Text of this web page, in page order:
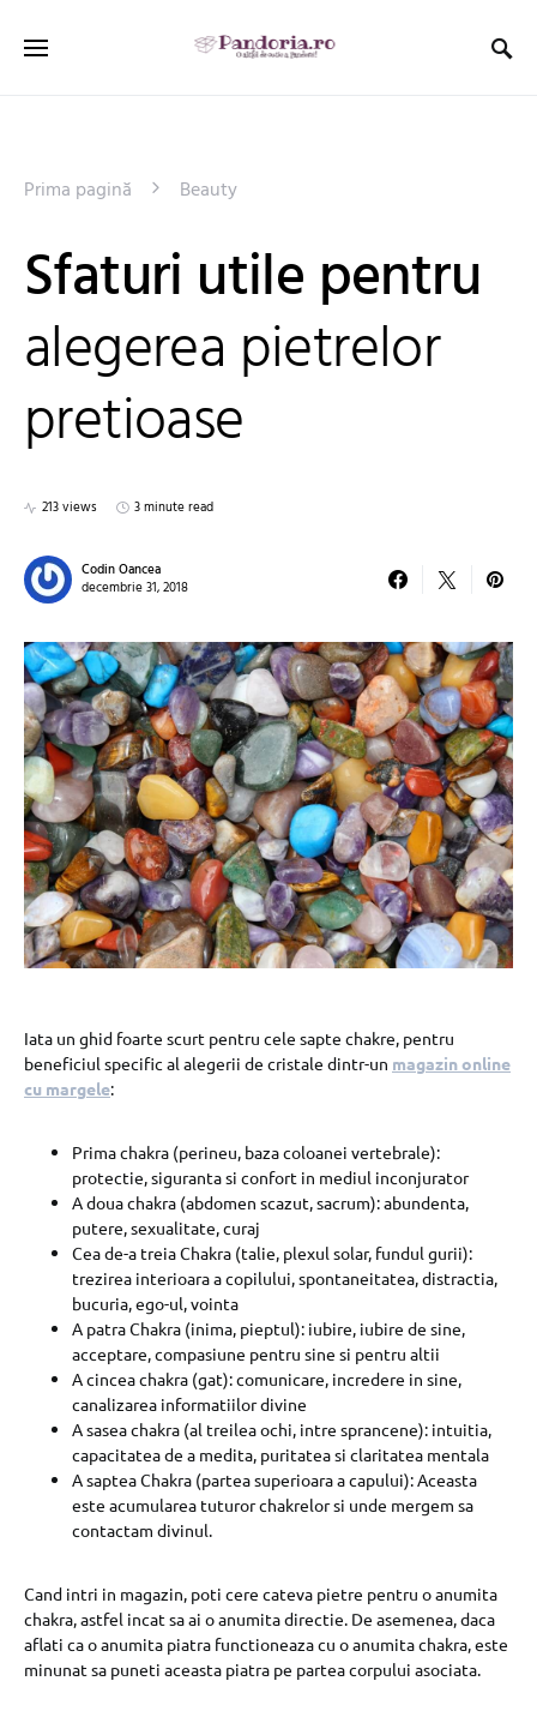
Prima pagină Beauty
Sfaturi utile pentru
alegerea pietrelor
pretioase
213 views 3 minute read
Codin Oancea
decembrie 31, 2018
Iata un ghid foarte scurt pentru cele sapte chakre, pentru
beneficiul specific al alegerii de cristale dintr-un magazin online
cu margele:
Prima chakra (perineu, baza coloanei vertebrale):
protectie, siguranta si confort in mediul inconjurator
A doua chakra (abdomen scazut, sacrum): abundenta,
putere, sexualitate, curaj
Cea de-a treia Chakra (talie, plexul solar, fundul gurii):
trezirea interioara a copilului, spontaneitatea, distractia,
bucuria, ego-ul, vointa
A patra Chakra (inima, pieptul): iubire, iubire de sine,
acceptare, compasiune pentru sine si pentru altii
A cincea chakra (gat): comunicare, incredere in sine,
canalizarea informatiilor divine
A sasea chakra (al treilea ochi, intre sprancene): intuitia,
capacitatea de a medita, puritatea si claritatea mentala
A saptea Chakra (partea superioara a capului): Aceasta
este acumularea tuturor chakrelor si unde mergem sa
contactam divinul.
Cand intri in magazin, poti cere cateva pietre pentru o anumita
chakra, astfel incat sa ai o anumita directie. De asemenea, daca
aflati ca o anumita piatra functioneaza cu o anumita chakra, este
minunat sa puneti aceasta piatra pe partea corpului asociata.